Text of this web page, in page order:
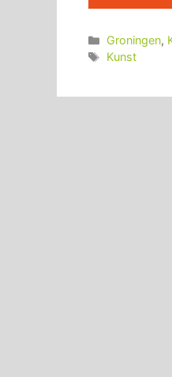
Categorieën
Groningen,
Tags
Kunst